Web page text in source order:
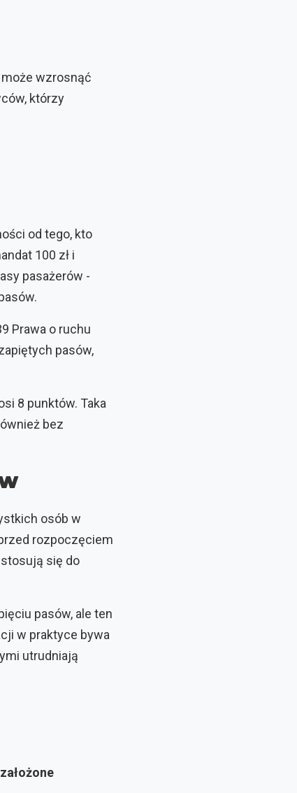
może wzrosnąć
którzy
od tego, kto
100 zł i
pasażerów -
Prawa o ruchu
pasów,
8 punktów. Taka
bez
osób w
rozpoczęciem
się do
pasów, ale ten
w praktyce bywa
utrudniają